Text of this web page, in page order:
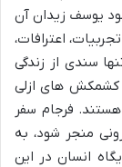
یوسف زیدان آن
اعترافات،
سندی از زندگی
کشمکش های ازلی
فرجام سفر
منجر شود، به
انسان در این